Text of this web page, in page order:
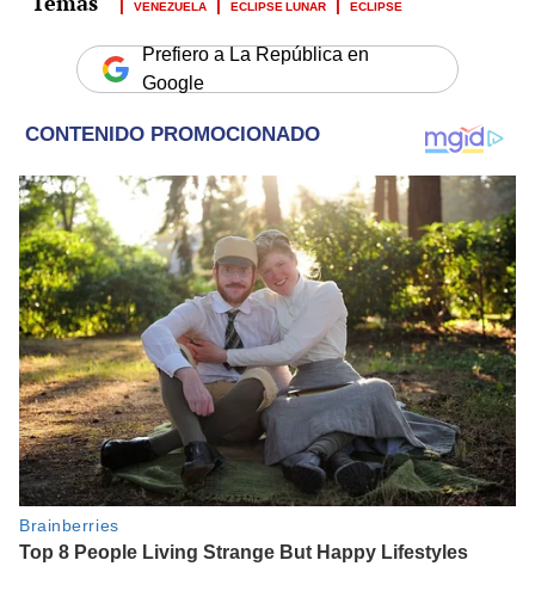
VENEZUELA ECLIPSE LUNAR ECLIPSE
Prefiero a La República en
Google